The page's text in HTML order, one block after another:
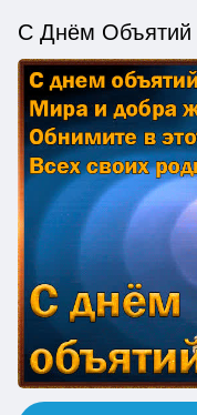
С Днём Объятий